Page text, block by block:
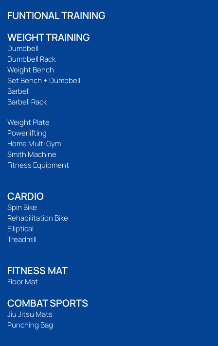
FUNTIONAL TRAINING
WEIGHT TRAINING
Dumbbell
Dumbbell Rack
Weight Bench
Set Bench + Dumbbell
Barbell
Barbell Rack
Weight Plate
Powerlifting
Home Multi Gym
Smith Machine
Fitness Equipment
CARDIO
Spin Bike
Rehabilitation Bike
Elliptical
Treadmill
FITNESS MAT
Floor Mat
COMBAT SPORTS
Jiu Jitsu Mats
Punching Bag